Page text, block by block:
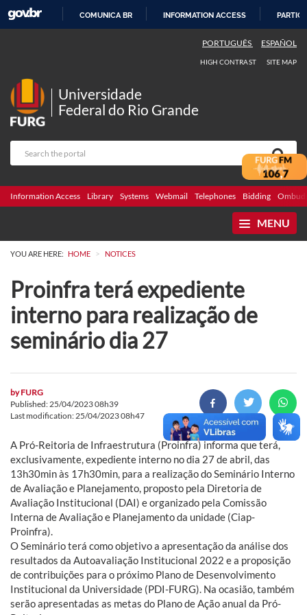
COMUNICA BR INFORMATION ACCESS
PORTUGUÊS ESPAÑOL
HIGH CONTRAST SITE MAP
Universidade
Federal do Rio Grande
Information Access Library Systems Webmail Telephones Bidding
MENU
YOU ARE HERE: HOME > NOTICES
Proinfra terá expediente
interno para realização de
seminário dia 27
byFURG
Published: 25/04/2023 08h39
Last modification: 25/04/2023 08h47
A Pró-Reitoria de Infraestrutura (Proinfra) informa que terá,
exclusivamente, expediente interno no dia 27 de abril, das
13h30min às 17h30min, para a realização do Seminário Interno
de Avaliação e Planejamento, proposto pela Diretoria de
Avaliação Institucional (DAI) e organizado pela Comissão
Interna de Avaliação e Planejamento da unidade (Ciap-
Proinfra).
O Seminário terá como objetivo a apresentação da análise dos
resultados da Autoavaliação Institucional 2022 e a proposição
de contribuições para o próximo Plano de Desenvolvimento
Institucional da Universidade (PDI-FURG). Na ocasião, também
serão apresentadas as metas do Plano de Ação anual da Pró-